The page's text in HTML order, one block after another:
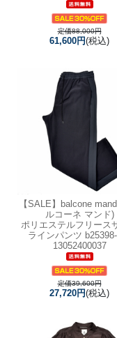
定価88,000円
61,600円(税込)
【SALE】
balcone
ルコーネ マンド)
ポリエステルフリース
ラインパンツ
13052400037
定価39,600円
27,720円(税込)